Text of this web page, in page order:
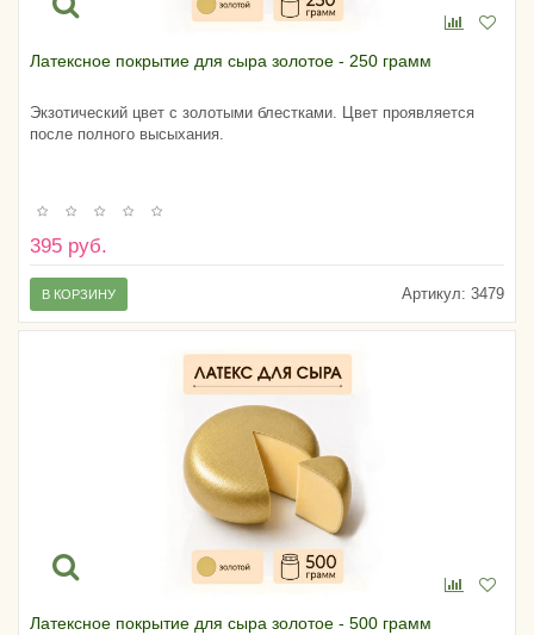
Латексное покрытие для сыра золотое - 250 грамм
Экзотический цвет с золотыми блестками. Цвет проявляется
после полного высыхания.
395 руб.
Артикул: 3479
В КОРЗИНУ
Латексное покрытие для сыра золотое - 500 грамм